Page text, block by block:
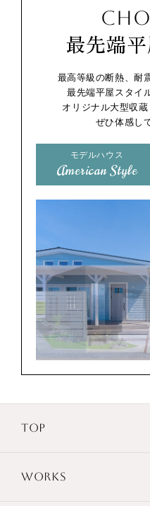
最先端
最高等級の断熱、耐
最先端平屋スタイ
オリジナル大型収
ぜひ体感し
モデルハウス
American Style
TOP
WORKS